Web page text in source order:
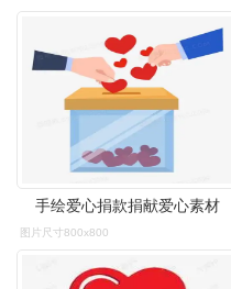
手绘爱心捐款捐献爱心素材
图片尺寸800x800